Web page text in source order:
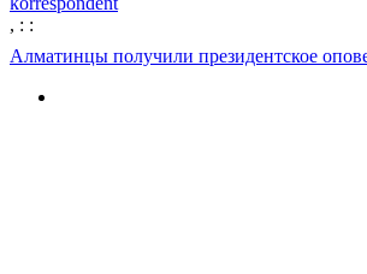
, : :
Алматинцы получили президентское